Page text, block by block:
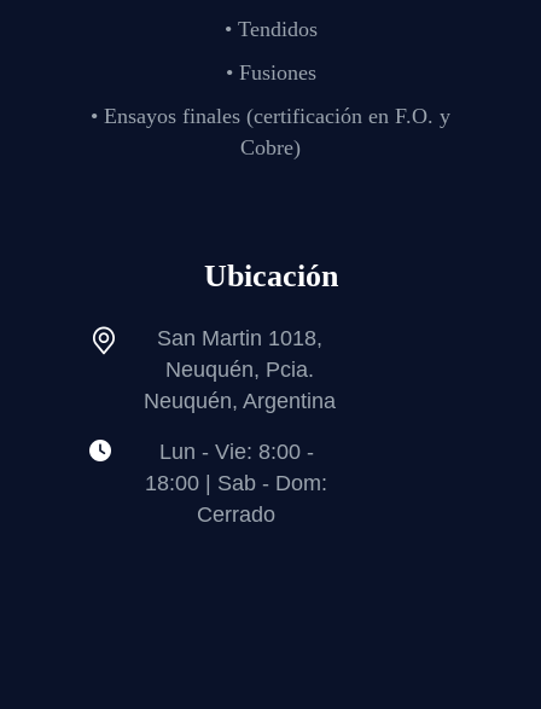
• Tendidos
• Fusiones
• Ensayos finales (certificación en F.O. y
Cobre)
Ubicación
San Martin 1018,
Neuquén, Pcia.
Neuquén, Argentina
Lun - Vie: 8:00 -
18:00 | Sab - Dom:
Cerrado